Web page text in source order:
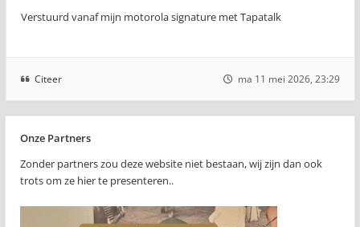
Verstuurd vanaf mijn motorola signature met Tapatalk
Citeer ma 11 mei 2026, 23:29
Onze Partners
Zonder partners zou deze website niet bestaan, wij zijn dan ook
trots om ze hier te presenteren..